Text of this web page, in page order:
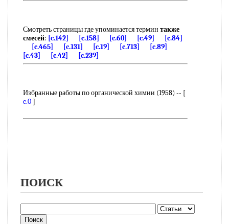
Смотреть страницы где упоминается термин также
смесей: [c.142] [c.158] [c.60] [c.49]
[c.84]
[c.465]
[c.131] [c.19] [c.713]
[c.89]
[c.43]
[c.42] [c.239]
Избранные работы по органической химии (1958) -- [
c.0]
ПОИСК